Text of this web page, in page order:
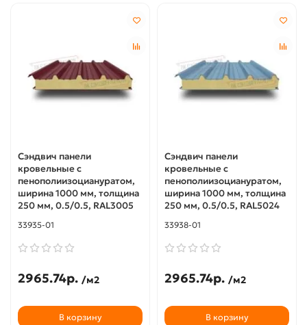
Сэндвич панели
кровельные с
пенополиизоциануратом,
ширина 1000 мм, толщина
250 мм, 0.5/0.5, RAL3005
33935-01
2965.74р. /м2
В корзину
Сэндвич панели
кровельные с
пенополиизоциануратом,
ширина 1000 мм, толщина
250 мм, 0.5/0.5, RAL5024
33938-01
2965.74р. /м2
В корзину